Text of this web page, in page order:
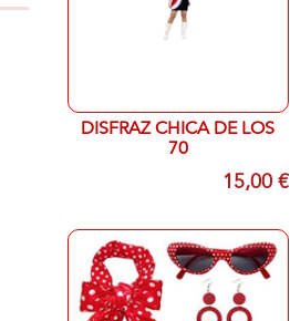
DISFRAZ CHICA DE LOS
70
15,00 €